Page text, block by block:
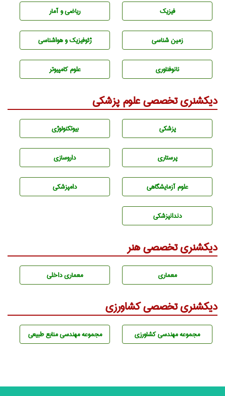
فیزیک ریاضی و آمار
زمين شناسی ژئوفيزيك و هواشناسی
نانوفناوری علوم کامپیوتر
دیکشنری تخصصی علوم پزشکی
پزشكی بيوتكنولوژی
پرستاری داروسازی
علوم آزمايشگاهی دامپزشكی
دندانپزشكی
دیکشنری تخصصی هنر
معماری معماری داخلی
دیکشنری تخصصی کشاورزی
مجموعه مهندسی كشاورزی مجموعه مهندسی منابع طبيعی